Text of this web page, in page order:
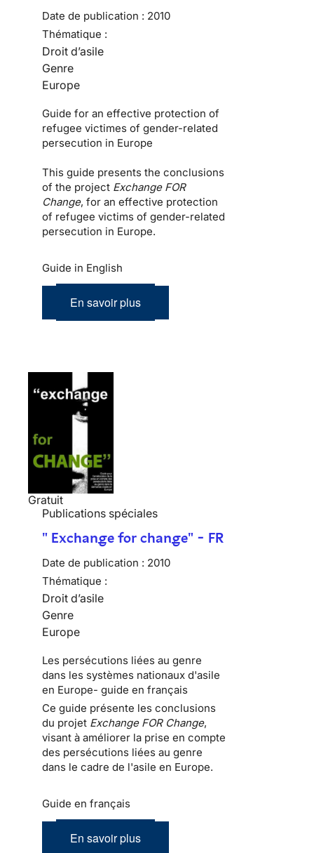
Date de publication : 2010
Thématique :
Droit d’asile
Genre
Europe
Guide for an effective protection of
refugee victimes of gender-related
persecution in Europe
This guide presents the conclusions
of the project Exchange FOR
Change, for an effective protection
of refugee victims of gender-related
persecution in Europe.
Guide in English
En savoir plus
Gratuit
Publications spéciales
" Exchange for change" - FR
Date de publication : 2010
Thématique :
Droit d’asile
Genre
Europe
Les persécutions liées au genre
dans les systèmes nationaux d'asile
en Europe- guide en français
Ce guide présente les conclusions
du projet Exchange FOR Change,
visant à améliorer la prise en compte
des persécutions liées au genre
dans le cadre de l'asile en Europe.
Guide en français
En savoir plus